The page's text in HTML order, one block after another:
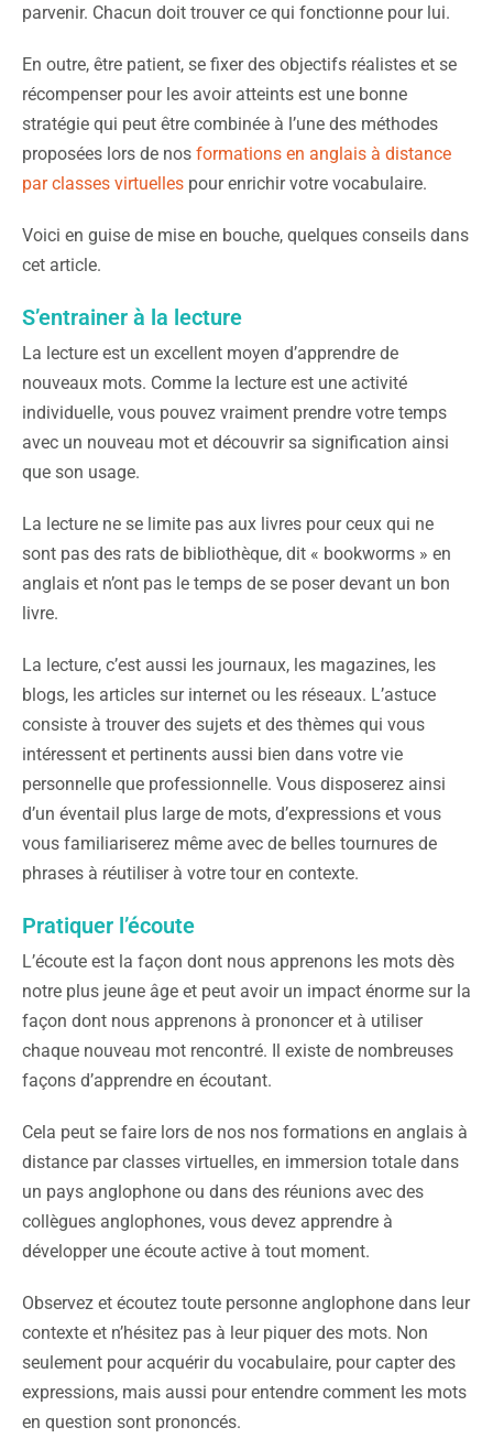
parvenir. Chacun doit trouver ce qui fonctionne pour lui.
En outre, être patient, se fixer des objectifs réalistes et se
récompenser pour les avoir atteints est une bonne
stratégie qui peut être combinée à l’une des méthodes
proposées lors de nos formations en anglais à distance
par classes virtuelles pour enrichir votre vocabulaire.
Voici en guise de mise en bouche, quelques conseils dans
cet article.
S’entrainer à la lecture
La lecture est un excellent moyen d’apprendre de
nouveaux mots. Comme la lecture est une activité
individuelle, vous pouvez vraiment prendre votre temps
avec un nouveau mot et découvrir sa signification ainsi
que son usage.
La lecture ne se limite pas aux livres pour ceux qui ne
sont pas des rats de bibliothèque, dit « bookworms » en
anglais et n’ont pas le temps de se poser devant un bon
livre.
La lecture, c’est aussi les journaux, les magazines, les
blogs, les articles sur internet ou les réseaux. L’astuce
consiste à trouver des sujets et des thèmes qui vous
intéressent et pertinents aussi bien dans votre vie
personnelle que professionnelle. Vous disposerez ainsi
d’un éventail plus large de mots, d’expressions et vous
vous familiariserez même avec de belles tournures de
phrases à réutiliser à votre tour en contexte.
Pratiquer l’écoute
L’écoute est la façon dont nous apprenons les mots dès
notre plus jeune âge et peut avoir un impact énorme sur la
façon dont nous apprenons à prononcer et à utiliser
chaque nouveau mot rencontré. Il existe de nombreuses
façons d’apprendre en écoutant.
Cela peut se faire lors de nos nos formations en anglais à
distance par classes virtuelles, en immersion totale dans
un pays anglophone ou dans des réunions avec des
collègues anglophones, vous devez apprendre à
développer une écoute active à tout moment.
Observez et écoutez toute personne anglophone dans leur
contexte et n’hésitez pas à leur piquer des mots. Non
seulement pour acquérir du vocabulaire, pour capter des
expressions, mais aussi pour entendre comment les mots
en question sont prononcés.